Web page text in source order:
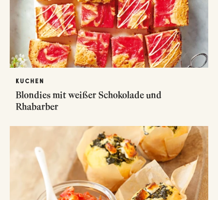
KUCHEN
Blondies mit weißer Schokolade und
Rhabarber